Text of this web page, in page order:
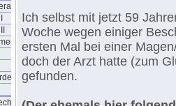
Ich selbst mit jetzt 59
Woche wegen einiger
ersten Mal bei einer
doch der Arzt hatte (zum
gefunden.